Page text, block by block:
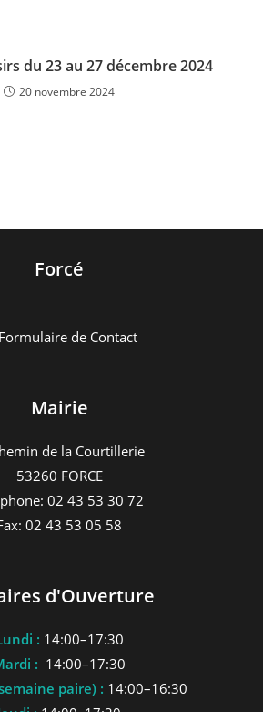
du 23 au 27 décembre 2024
20 novembre 2024
Forcé
Formulaire de Contact
Mairie
de la Courtillerie
53260 FORCE
02 43 53 30 72
02 43 53 05 58
d'Ouverture
: 14:00–17:30
: 14:00–17:30
paire) : 14:00–16:30